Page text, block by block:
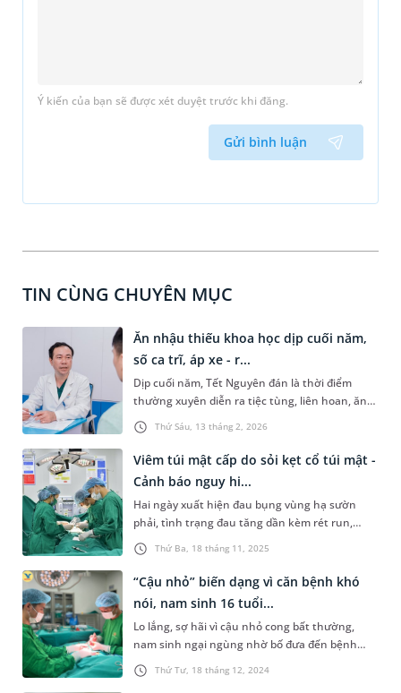
Ý kiến của bạn sẽ được xét duyệt trước khi đăng.
Gửi bình luận
TIN CÙNG CHUYÊN MỤC
Thứ Sáu, 13 tháng 2, 2026
Ăn nhậu thiếu khoa học dịp cuối năm,
số ca trĩ, áp xe - r...
Dịp cuối năm, Tết Nguyên đán là thời điểm
thường xuyên diễn ra tiệc tùng, liên hoan, ăn
uống thất thường... khiến các bệnh lý hậu
môn, trực tràng, đặc biệt là trĩ, áp xe và rò hậu
môn trở nên nghiêm trọng hơn. An tâm năm
mới trọn vẹn niềm vui, không lo sức khỏe,
nhiều người dân quan tâm đi khám trong dịp
cuối năm, nhất là những người bị áp xe, rò hậu
môn.
Thứ Ba, 18 tháng 11, 2025
Viêm túi mật cấp do sỏi kẹt cổ túi mật -
Cảnh báo nguy hi...
Hai ngày xuất hiện đau bụng vùng hạ sườn
phải, tình trạng đau tăng dần kèm rét run,
người phụ nữ đến khám tại Bệnh viện Đa khoa
MEDLATEC. Tại đây, các bác sĩ chẩn đoán chị bị
viêm túi mật cấp do sỏi kẹt cổ túi mật, nghi hoại
tử thành túi mật - một tình trạng nguy hiểm
cần được phẫu thuật cấp cứu để bảo toàn tính
mạng.
Thứ Tư, 18 tháng 12, 2024
“Cậu nhỏ” biến dạng vì căn bệnh khó
nói, nam sinh 16 tuổi...
Lo lắng, sợ hãi vì cậu nhỏ cong bất thường,
nam sinh ngại ngùng nhờ bố đưa đến bệnh
viện kiểm tra thì được chẩn đoán mắc căn bệnh
khó nói.